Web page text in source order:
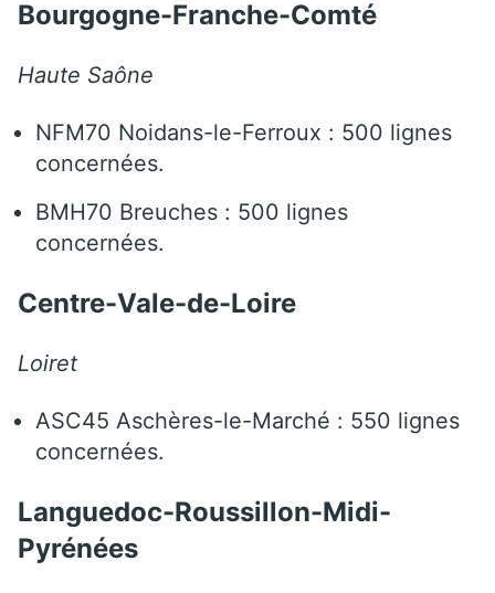
Bourgogne-Franche-Comté
Haute Saône
NFM70 Noidans-le-Ferroux : 500 lignes
concernées.
BMH70 Breuches : 500 lignes
concernées.
Centre-Vale-de-Loire
Loiret
ASC45 Aschères-le-Marché : 550 lignes
concernées.
Languedoc-Roussillon-Midi-
Pyrénées